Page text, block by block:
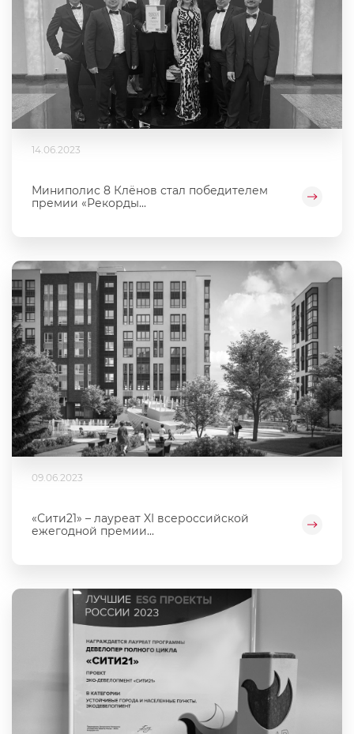
14.06.2023
Миниполис 8 Клёнов стал победителем
премии «Рекорды...
09.06.2023
«Сити21» – лауреат XI всероссийской
ежегодной премии...